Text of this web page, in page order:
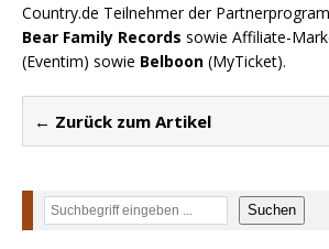
Country.de Teilnehmer der
Bear Family Records sowie Affiliate-
(Eventim) sowie Belboon (MyTicket).
← Zurück zum Artikel
Suchen Suchen